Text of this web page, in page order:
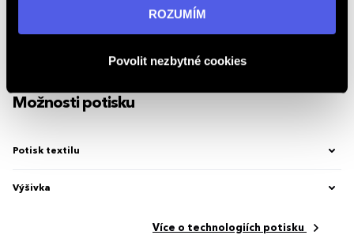
informací navštivte naši stránkuzásadách ochrany
ROZUMÍM
Povolit nezbytné cookies
Kulatý
Značka Malfini / Adler
2.12122.11
Možnosti potisku
Potisk textilu
Výšivka
Více o technologiích potisku